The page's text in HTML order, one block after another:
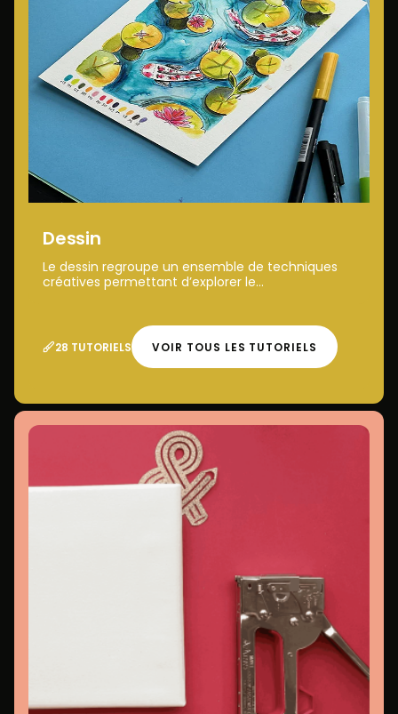
Dessin
Le dessin regroupe un ensemble de techniques
créatives permettant d’explorer le...
28 TUTORIELS VOIR TOUS LES TUTORIELS